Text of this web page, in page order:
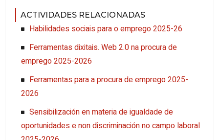
ACTIVIDADES RELACIONADAS
Habilidades sociais para o emprego 2025-26
Ferramentas dixitais. Web 2.0 na procura de
emprego 2025-2026
Ferramentas para a procura de emprego 2025-
2026
Sensibilización en materia de igualdade de
oportunidades e non discriminación no campo laboral